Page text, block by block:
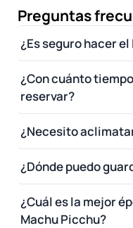
Preguntas
¿Es seguro hacer
¿Con cuánto
reservar?
¿Necesito
¿Dónde puedo
¿Cuál es la mejor
Machu Picchu?